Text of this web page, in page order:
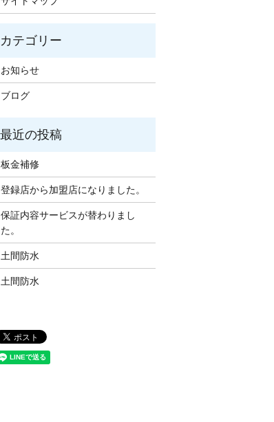
お知らせ
ブログ
板金補修
登録店から加盟店になりました。
保証内容サービスが替わりまし
た。
土間防水
土間防水